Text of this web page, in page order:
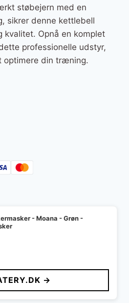
støbejern med en
sikrer denne kettlebell
kvalitet. Opnå en komplet
professionelle udstyr,
optimere din træning.
kr..
- Moana - Grøn -
→